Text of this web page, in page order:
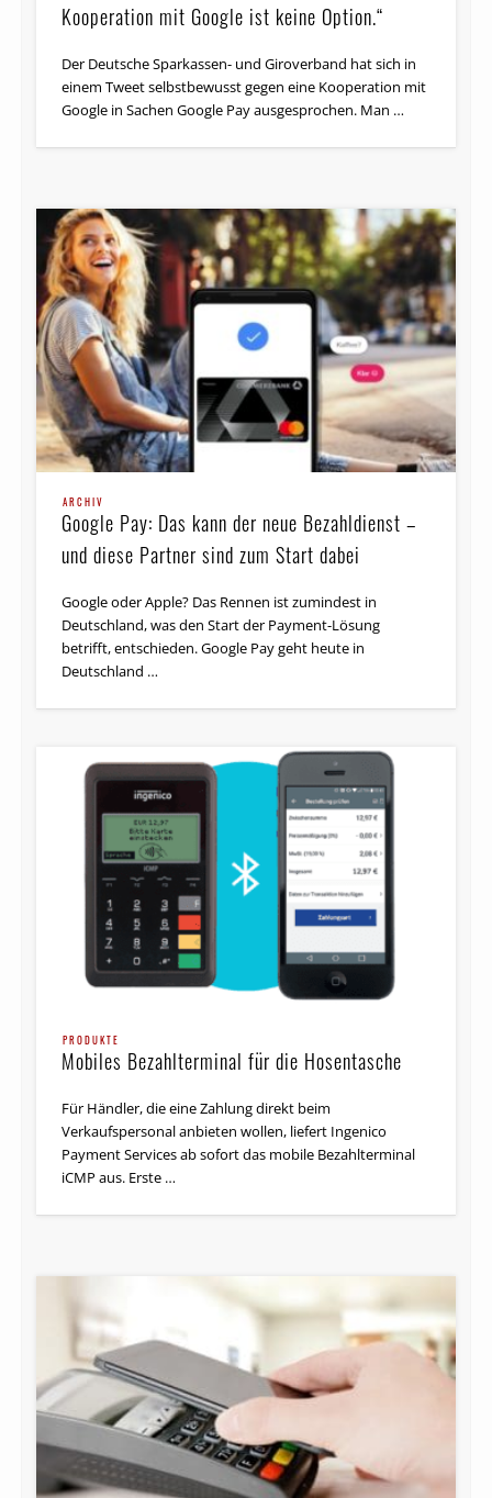
Kooperation mit Google ist keine Option.“
Der Deutsche Sparkassen- und Giroverband hat sich in
einem Tweet selbstbewusst gegen eine Kooperation mit
Google in Sachen Google Pay ausgesprochen. Man …
ARCHIV
Google Pay: Das kann der neue Bezahldienst –
und diese Partner sind zum Start dabei
Google oder Apple? Das Rennen ist zumindest in
Deutschland, was den Start der Payment-Lösung
betrifft, entschieden. Google Pay geht heute in
Deutschland …
PRODUKTE
Mobiles Bezahlterminal für die Hosentasche
Für Händler, die eine Zahlung direkt beim
Verkaufspersonal anbieten wollen, liefert Ingenico
Payment Services ab sofort das mobile Bezahlterminal
iCMP aus. Erste …